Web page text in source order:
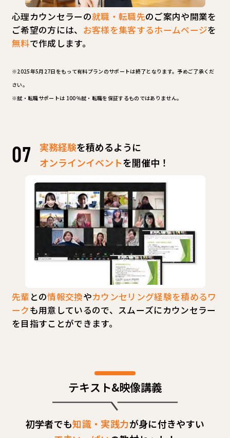
心理カウンセラーの就職・転職先のご案内や開業を
ご希望の方には、 お客様を集客するホームページを
無料で作成します。
※2025年5月27日をもって有料プランのサポートは終了となります。予めご了承くだ
さい。
※就・転職サポートは 100％就・転職を保証するものではありません。
実務経験を積めるように
オンラインイベントを開催中！
先輩 との情報交換やカウンセリング経験を積めるワ
ークも用意しているので、スムーズにカウンセラー
を目指すことができます。
テキスト&映像講義
初学者でも知識・実践力が身に付きやすい